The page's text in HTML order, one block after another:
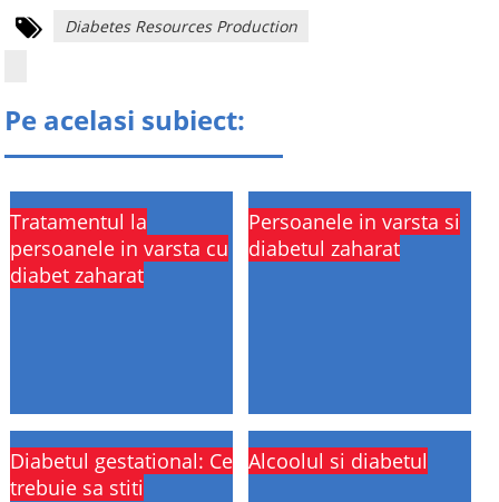
Diabetes Resources Production
Pe acelasi subiect:
Tratamentul la
persoanele in varsta cu
diabet zaharat
Persoanele in varsta si
diabetul zaharat
Diabetul gestational: Ce
trebuie sa stiti
Alcoolul si diabetul